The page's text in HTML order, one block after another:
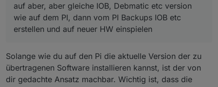
auf aber, aber gleiche IOB, Debmatic etc version
wie auf dem PI, dann vom PI Backups IOB etc
erstellen und auf neuer HW einspielen
Solange wie du auf den Pi die aktuelle Version der zu
übertragenen Software installieren kannst, ist der von
dir gedachte Ansatz machbar. Wichtig ist, dass die